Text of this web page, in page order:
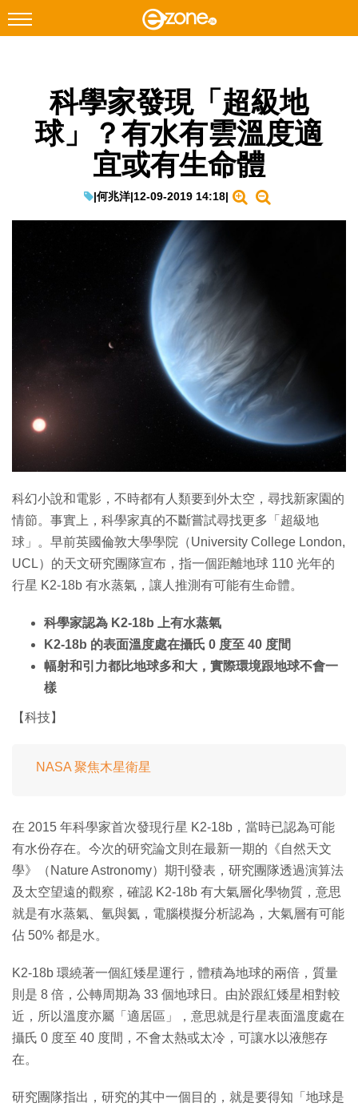
Facebook Instagram
科技焦點
教學評測
EduTech
IT Times
生成式AI與雲端應用
Enterprise Digital Transformation
科學家發現「超級地
球」？有水有雲溫度適
宜或有生命體
|何兆洋|12-09-2019 14:18|
科幻小說和電影，不時都有人類要到外太空，尋找新家園的
情節。事實上，科學家真的不斷嘗試尋找更多「超級地
球」。早前英國倫敦大學學院（University College London,
UCL）的天文研究團隊宣布，指一個距離地球 110 光年的
行星 K2-18b 有水蒸氣，讓人推測有可能有生命體。
科學家認為 K2-18b 上有水蒸氣
K2-18b 的表面溫度處在攝氏 0 度至 40 度間
幅射和引力都比地球多和大，實際環境跟地球不會一
樣
【科技】
NASA 聚焦木星衛星
在 2015 年科學家首次發現行星 K2-18b，當時已認為可能
有水份存在。今次的研究論文則在最新一期的《自然天文
學》（Nature Astronomy）期刊發表，研究團隊透過演算法
及太空望遠的觀察，確認 K2-18b 有大氣層化學物質，意思
就是有水蒸氣、氫與氦，電腦模擬分析認為，大氣層有可能
佔 50% 都是水。
K2-18b 環繞著一個紅矮星運行，體積為地球的兩倍，質量
則是 8 倍，公轉周期為 33 個地球日。由於跟紅矮星相對較
近，所以溫度亦屬「適居區」，意思就是行星表面溫度處在
攝氏 0 度至 40 度間，不會太熱或太冷，可讓水以液態存
在。
研究團隊指出，研究的其中一個目的，就是要得知「地球是